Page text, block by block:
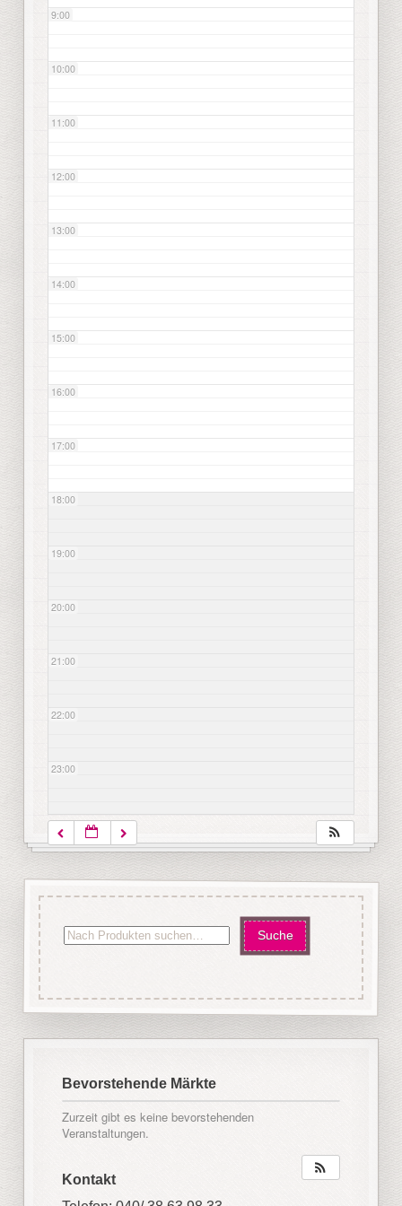
9:00
10:00
11:00
12:00
13:00
14:00
15:00
16:00
17:00
18:00
19:00
20:00
21:00
22:00
23:00
Bevorstehende Märkte
Zurzeit gibt es keine bevorstehenden
Veranstaltungen.
Kontakt